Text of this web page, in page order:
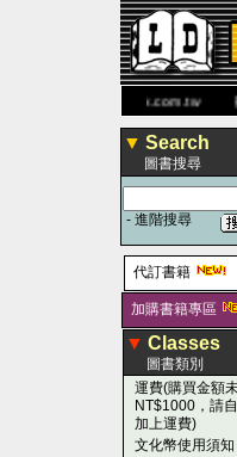
www.leaderbook.com.tw歡迎使
▼ Search
圖書搜尋
- 進階搜尋
代訂書籍
加購書籍專區
▼ Classes
圖書類別
運費(購買金額
NT$1000，請
加上運費)
文化幣使用須知